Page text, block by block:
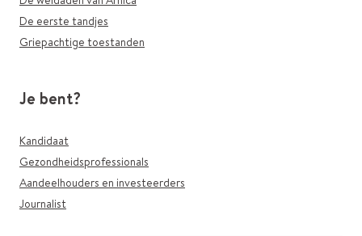
De eerste tandjes
Griepachtige toestanden
Je bent?
Kandidaat
Gezondheidsprofessionals
Aandeelhouders en investeerders
Journalist